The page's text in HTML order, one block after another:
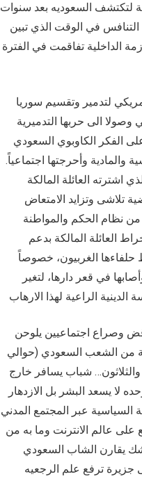
لتكتشف السعوديه بعد سنوات
التنافس في الوقت الذي تبين
الداخلية تفاقمت في الفترة
لتدمير وتقسيم سوريا
الى حربها التدميرية
الفكر الكاوبوي السعودي
والمادية وأحرجتها اجتماعياً.
اشترته العائلة المالكة
تلاشى وتزايد الامتعاض
نظام الحكم والمواطنة
العائلة المالكة بدعم
الغربيون، خصوصاً
في قعر دارها، لتغير
وصراع اجتماعيين يلوحن
من الشعب السعودي (حوالي
شباب يسافر خارج
لا يسعد البشر بل الازدهار
السياسية عبر المجتمع المدني
عالم الانترنت وما به من
يقارن الشاب السعودي
ترفع علم الرجعيه